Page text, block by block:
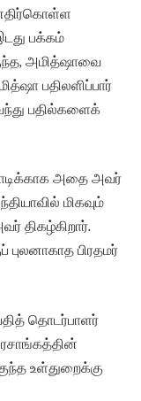
எதிர்கொள்ள
பக்கம்
அமித்ஷாவை
பதிலளிப்பார்
பதில்களைக்
அதை அவர்
மிகவும்
திகழ்கிறார்.
பிரதமர்
தொடர்பாளர்
உள்துறைக்கு